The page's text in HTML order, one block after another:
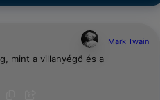
Mark Twain
mint a villanyégő és a